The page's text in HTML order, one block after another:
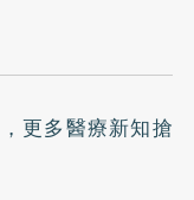
，更多醫療新知搶